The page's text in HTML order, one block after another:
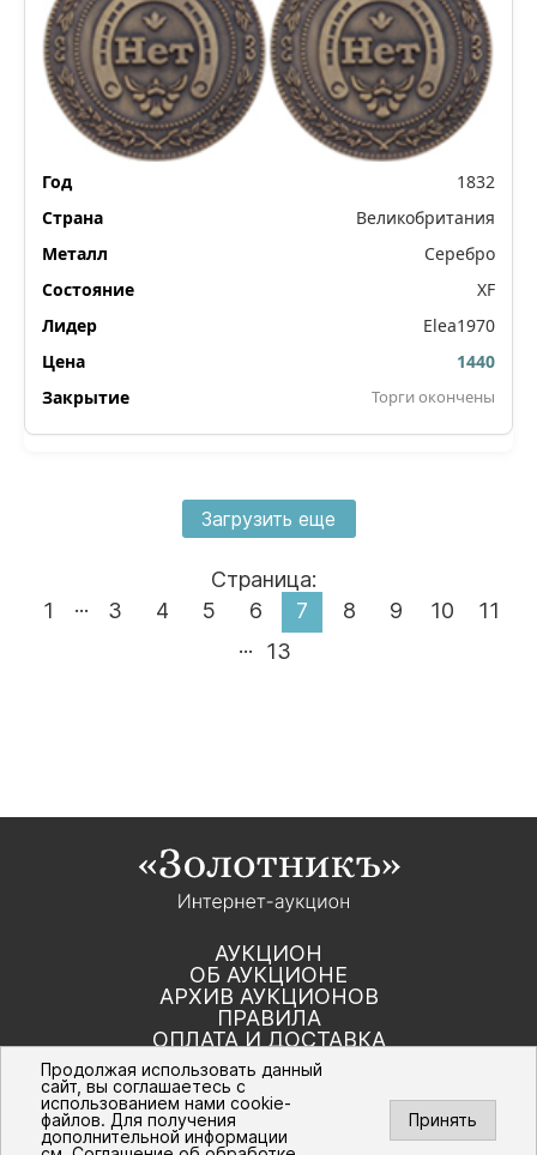
1832
Великобритания
Серебро
XF
Elea1970
1440
Торги окончены
Загрузить еще
Страница:
1
... 3 4 5 6 7 8 9 10
11
...
13
АУКЦИОН
ОБ АУКЦИОНЕ
АРХИВ АУКЦИОНОВ
ПРАВИЛА
ОПЛАТА И ДОСТАВКА
КОНТАКТЫ
Политика компании в отношении обработки
персональных данных
© Интернет-аукцион «Золотник». Все
Продолжая использовать данный
сайт, вы соглашаетесь с
использованием нами cookie-
файлов. Для получения
дополнительной информации
Принять